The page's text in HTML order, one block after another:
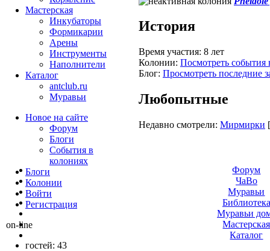
История
Время участия: 8 лет
Колонии: Посмотреть события
Блог: Просмотреть последние
Любопытные
Недавно смотрели: Мирмирки
Мастерская
Инкубаторы
Формикарии
Арены
Инструменты
Наполнители
Каталог
antclub.ru
Муравьи
Новое на сайте
Форум
Блоги
События в
колониях
Блоги
Колонии
Войти
Peгиcтpaция
on-line
гостей: 43
Форум
ЧаВо
Муравьи
Библиотека
Муравьи
Мастерская
Каталог